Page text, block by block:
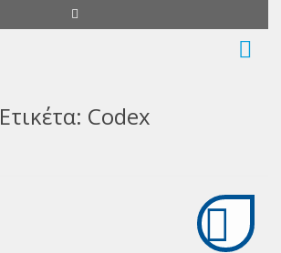
Ετικέτα: Codex